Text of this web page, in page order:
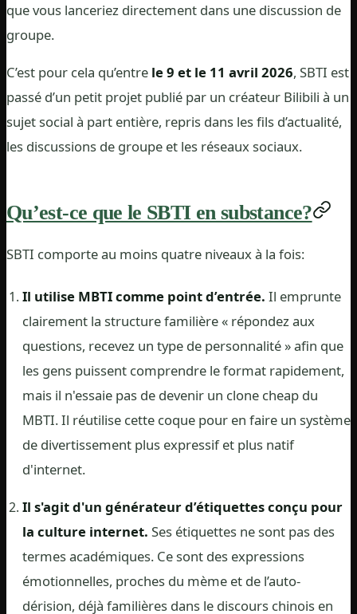
que vous lanceriez directement dans une discussion de
groupe.
C’est pour cela qu’entre le 9 et le 11 avril 2026, SBTI est
passé d’un petit projet publié par un créateur Bilibili à un
sujet social à part entière, repris dans les fils d’actualité,
les discussions de groupe et les réseaux sociaux.
Qu’est-ce que le SBTI en substance?
SBTI comporte au moins quatre niveaux à la fois:
Il utilise MBTI comme point d’entrée. Il emprunte
clairement la structure familière « répondez aux
questions, recevez un type de personnalité » afin que
les gens puissent comprendre le format rapidement,
mais il n'essaie pas de devenir un clone cheap du
MBTI. Il réutilise cette coque pour en faire un système
de divertissement plus expressif et plus natif
d'internet.
Il s'agit d'un générateur d’étiquettes conçu pour
la culture internet. Ses étiquettes ne sont pas des
termes académiques. Ce sont des expressions
émotionnelles, proches du mème et de l’auto-
dérision, déjà familières dans le discours chinois en